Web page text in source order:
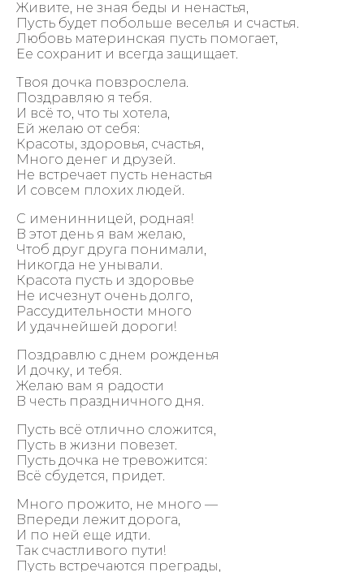
Живите, не зная беды и ненастья,
Пусть будет побольше веселья и счастья.
Любовь материнская пусть помогает,
Ее сохранит и всегда защищает.
Твоя дочка повзрослела.
Поздравляю я тебя.
И всё то, что ты хотела,
Ей желаю от себя:
Красоты, здоровья, счастья,
Много денег и друзей.
Не встречает пусть ненастья
И совсем плохих людей.
С именинницей, родная!
В этот день я вам желаю,
Чтоб друг друга понимали,
Никогда не унывали.
Красота пусть и здоровье
Не исчезнут очень долго,
Рассудительности много
И удачнейшей дороги!
Поздравлю с днем рожденья
И дочку, и тебя.
Желаю вам я радости
В честь праздничного дня.
Пусть всё отлично сложится,
Пусть в жизни повезет.
Пусть дочка не тревожится:
Всё сбудется, придет.
Много прожито, не много —
Впереди лежит дорога,
И по ней еще идти.
Так счастливого пути!
Пусть встречаются преграды,